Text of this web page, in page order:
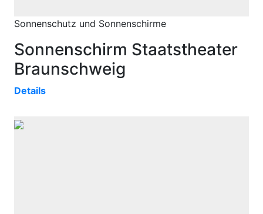
Sonnenschutz und Sonnenschirme
Sonnenschirm Staatstheater
Braunschweig
Details